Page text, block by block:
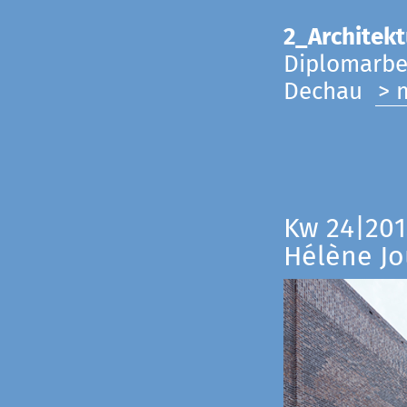
Dechau
>
Kw
Hélène